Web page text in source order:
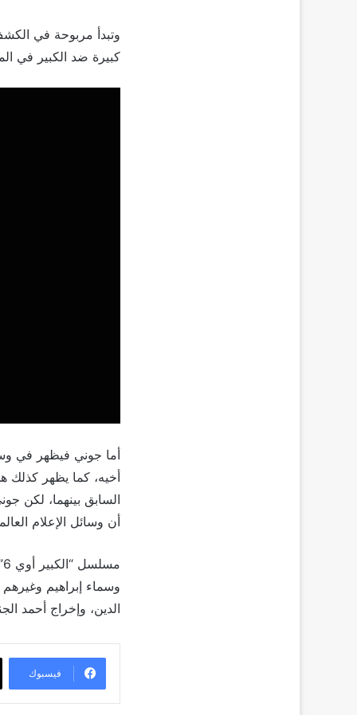
وتبدأ مربوحة في
كبيرة ضد الكبير في
أما جوني فيظهر في
أخيه، كما يظهر
السابق بينهما، لكن
أن وسائل الإعلام
وسماء إبراهيم
الدين، وإخراج أحمد
فيسبوك